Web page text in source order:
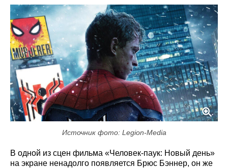
Источник фото: Legion-Media
В одной из сцен фильма «Человек-паук: Новый день»
на экране ненадолго появляется Брюс Бэннер, он же